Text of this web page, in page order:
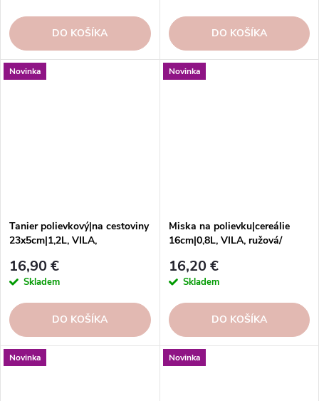
DO KOŠÍKA DO KOŠÍKA
Novinka
Tanier polievkový|na cestoviny
23x5cm|1,2L, VILA,
16,90 €
Skladem
DO KOŠÍKA
Novinka
Miska na polievku|cereálie
16cm|0,8L, VILA, ružová/
16,20 €
Skladem
DO KOŠÍKA
Novinka Novinka